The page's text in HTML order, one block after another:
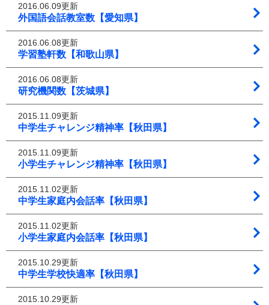
2016.06.09更新
外国語会話教室数【愛知県】
2016.06.08更新
学習塾軒数【和歌山県】
2016.06.08更新
研究機関数【茨城県】
2015.11.09更新
中学生チャレンジ精神率【秋田県】
2015.11.09更新
小学生チャレンジ精神率【秋田県】
2015.11.02更新
中学生家庭内会話率【秋田県】
2015.11.02更新
小学生家庭内会話率【秋田県】
2015.10.29更新
中学生学校快適率【秋田県】
2015.10.29更新